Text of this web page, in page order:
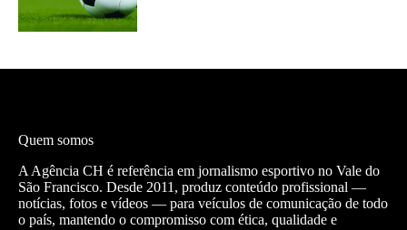
Quem somos
A Agência CH é referência em jornalismo esportivo no Vale do
São Francisco. Desde 2011, produz conteúdo profissional —
notícias, fotos e vídeos — para veículos de comunicação de todo
o país, mantendo o compromisso com ética, qualidade e